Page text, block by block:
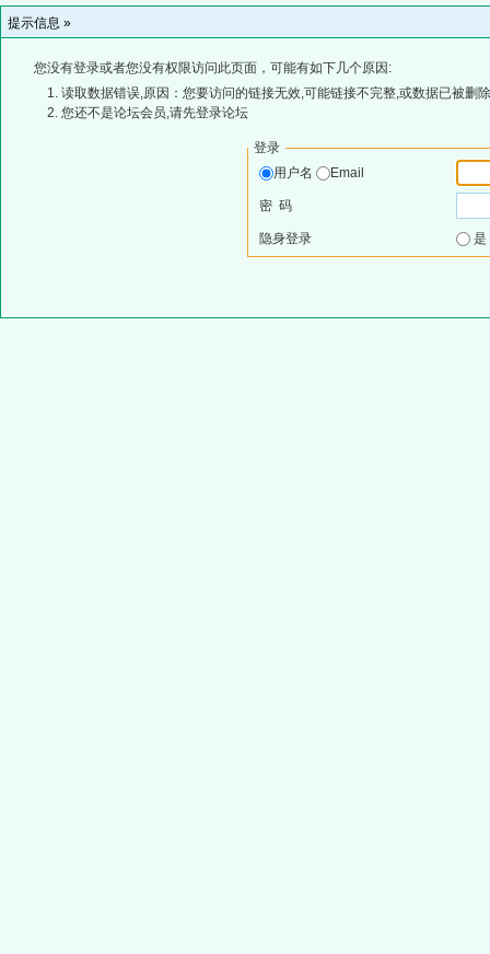
提示信息 »
您没有登录或者您没有权限访问此页面，可能有如下几个原因:
读取数据错误,原因：您要访问的链接无效,可能链接不完整,或数据已被删
您还不是论坛会员,请先登录论坛
登录
用户名
Email
密 码
隐身登录